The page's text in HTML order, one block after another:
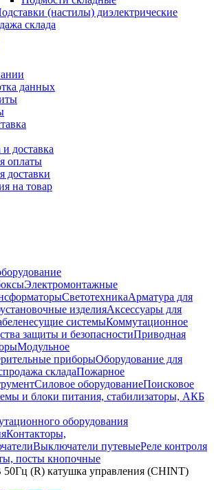
(настилы) диэлектрические
склада
данных
доставка
оплаты
доставки
на товар
Электромонтажные
СветотехникаАрматура для
изделияАксессуары для
системыКоммутационное
защиты и безопасностиПриводная
Модульное
приборыОборудование для
складаПожарное
Силовое оборудованиеПоисковое
и блоки питания, стабилизаторы, АКБ
оборудования
Контакторы,
Выключатели путевыеРеле контроля
посты кнопочные
(R) катушка управления (CHINT)